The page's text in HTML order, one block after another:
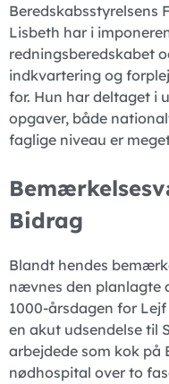
Beredskabsstyrelsens
Lisbeth har i
redningsberedskabet
indkvartering og
for. Hun har deltaget i
opgaver, både
faglige niveau er
Bidrag
Blandt hendes
nævnes den planlagte
1000-årsdagen for
en akut udsendelse til
arbejdede som kok på
nødhospital over to